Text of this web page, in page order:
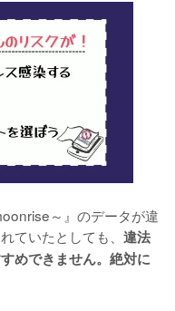
～』のデータが違
ていたとしても、 違法
めできません。絶対に